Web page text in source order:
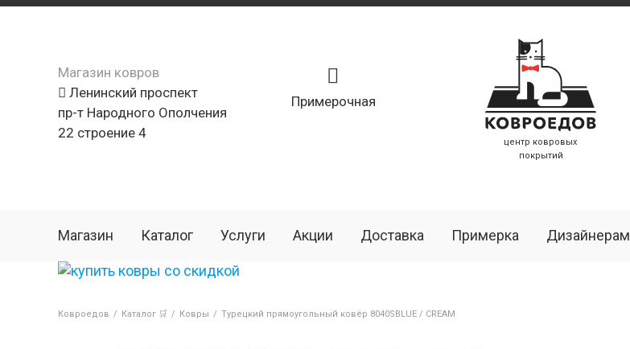
Магазин ковров
Ленинский проспект
пр-т Народного Ополчения
22 строение 4
Примерочная
центр ковровых
покрытий
Магазин Каталог Услуги Акции Доставка Примерка Дизайнерам
Ковроедов / Каталог 🛒 / Ковры / Турецкий прямоугольный ковёр 8040SBLUE / CREAM